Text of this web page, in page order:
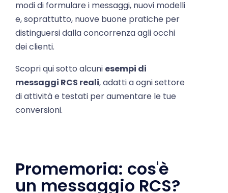
e, soprattutto, nuove buone pratiche per
distinguersi dalla concorrenza agli occhi
dei clienti.
messaggi RCS reali, adatti a ogni settore
di attività e testati per aumentare le tue
conversioni.
Promemoria: cos'è
un messaggio RCS?